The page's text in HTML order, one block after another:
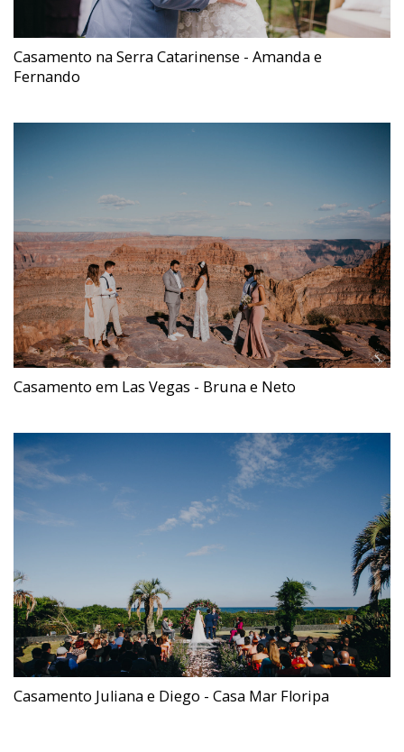
Casamento na Serra Catarinense - Amanda e
Fernando
Casamento em Las Vegas - Bruna e Neto
Casamento Juliana e Diego - Casa Mar Floripa